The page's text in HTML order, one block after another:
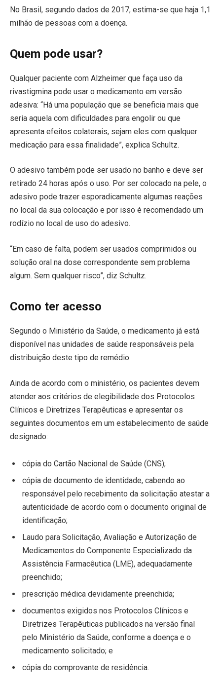
No Brasil, segundo dados de 2017, estima-se que haja 1,1
milhão de pessoas com a doença.
Quem pode usar?
Qualquer paciente com Alzheimer que faça uso da
rivastigmina pode usar o medicamento em versão
adesiva: “Há uma população que se beneficia mais que
seria aquela com dificuldades para engolir ou que
apresenta efeitos colaterais, sejam eles com qualquer
medicação para essa finalidade”, explica Schultz.
O adesivo também pode ser usado no banho e deve ser
retirado 24 horas após o uso. Por ser colocado na pele, o
adesivo pode trazer esporadicamente algumas reações
no local da sua colocação e por isso é recomendado um
rodízio no local de uso do adesivo.
“Em caso de falta, podem ser usados comprimidos ou
solução oral na dose correspondente sem problema
algum. Sem qualquer risco”, diz Schultz.
Como ter acesso
Segundo o Ministério da Saúde, o medicamento já está
disponível nas unidades de saúde responsáveis pela
distribuição deste tipo de remédio.
Ainda de acordo com o ministério, os pacientes devem
atender aos critérios de elegibilidade dos Protocolos
Clínicos e Diretrizes Terapêuticas e apresentar os
seguintes documentos em um estabelecimento de saúde
designado:
cópia do Cartão Nacional de Saúde (CNS);
cópia de documento de identidade, cabendo ao
responsável pelo recebimento da solicitação atestar a
autenticidade de acordo com o documento original de
identificação;
Laudo para Solicitação, Avaliação e Autorização de
Medicamentos do Componente Especializado da
Assistência Farmacêutica (LME), adequadamente
preenchido;
prescrição médica devidamente preenchida;
documentos exigidos nos Protocolos Clínicos e
Diretrizes Terapêuticas publicados na versão final
pelo Ministério da Saúde, conforme a doença e o
medicamento solicitado; e
cópia do comprovante de residência.